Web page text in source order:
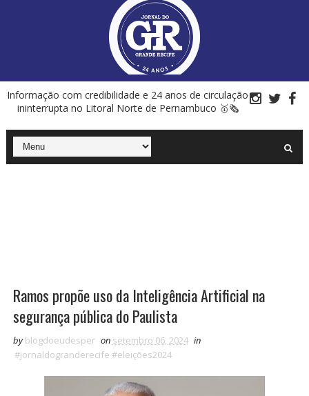
Informação com credibilidade e 24 anos de circulação
ininterrupta no Litoral Norte de Pernambuco 🥇🗞
Ramos propõe uso da Inteligência Artificial na
segurança pública do Paulista
by blogdoeudesper on setembro 06, 2024 in
#jornaldogranderecife #eleições2024